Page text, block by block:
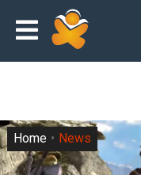
Home News